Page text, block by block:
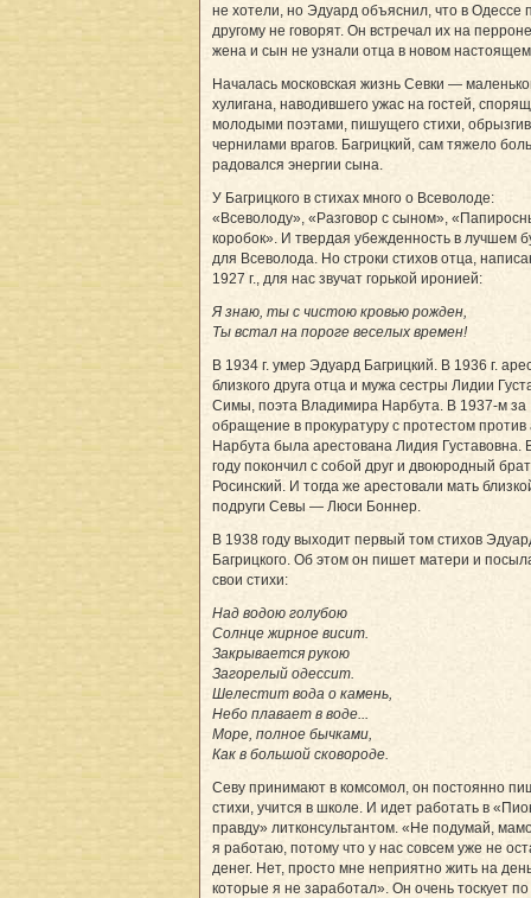
не хотели, но Эдуард объяснил, что в Одессе
другому не говорят. Он встречал их на
жена и сын не узнали отца в новом
Началась московская жизнь Севки —
хулигана, наводившего ужас на гостей,
молодыми поэтами, пишущего стихи,
чернилами врагов. Багрицкий, сам тяжело
радовался энергии сына.
У Багрицкого в стихах много о Всеволоде:
«Всеволоду», «Разговор с сыном»,
коробок». И твердая убежденность в лучшем
для Всеволода. Но строки стихов отца,
1927 г., для нас звучат горькой иронией:
Я знаю, ты с чистою кровью рожден,
Ты встал на пороге веселых времен!
В 1934 г. умер Эдуард Багрицкий. В 1936 г.
близкого друга отца и мужа сестры Лидии
Симы, поэта Владимира Нарбута. В 1937-м за
обращение в прокуратуру с протестом против
Нарбута была арестована Лидия Густавовна.
году покончил с собой друг и двоюродный
Росинский. И тогда же арестовали мать
подруги Севы — Люси Боннер.
В 1938 году выходит первый том стихов
Багрицкого. Об этом он пишет матери и
свои стихи:
Над водою голубою
Солнце жирное висит.
Закрывается рукою
Загорелый одессит.
Шелестит вода о камень,
Небо плавает в воде...
Море, полное бычками,
Как в большой сковороде.
Севу принимают в комсомол, он постоянно
стихи, учится в школе. И идет работать в
правду» литконсультантом. «Не подумай,
я работаю, потому что у нас совсем уже не
денег. Нет, просто мне неприятно жить на
которые я не заработал». Он очень тоскует по